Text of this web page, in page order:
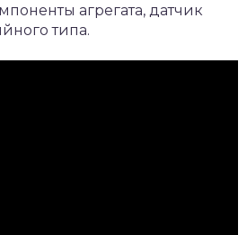
агрегата, датчик
типа.